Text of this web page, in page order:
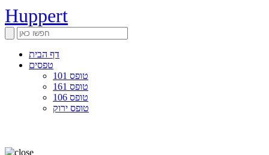
Huppert
דף הבית
טפסים
טופס 101
טופס 161
טופס 106
טופס ירוק